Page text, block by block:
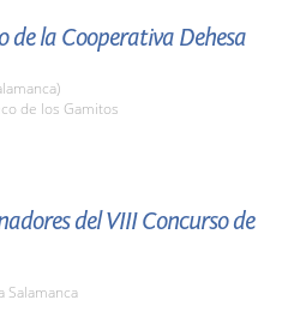
de la Cooperativa Dehesa
de los Gamitos
del VIII Concurso de
Salamanca